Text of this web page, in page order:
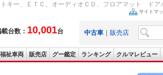
トキー、ＥＴＣ、オーディオＣＤ、フロアマット
台数： 10,001台
サイトマ
中古車 ｜ 販売店
福祉車両 販売店 グー鑑定 ランキング クルマレビュー